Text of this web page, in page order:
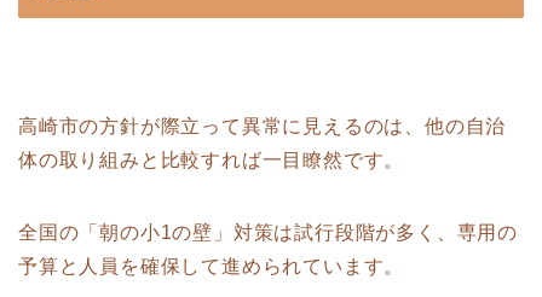
高崎市の方針が際立って異常に見えるのは、他の自治
体の取り組みと比較すれば一目瞭然です。
全国の「朝の小1の壁」対策は試行段階が多く、専用の
予算と人員を確保して進められています。